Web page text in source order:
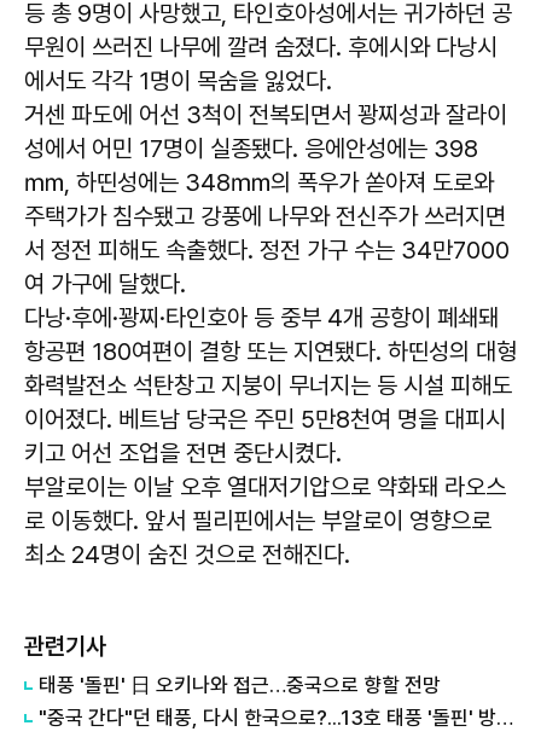
등 총 9명이 사망했고, 타인호아성에서는 귀가하던 공
무원이 쓰러진 나무에 깔려 숨졌다. 후에시와 다낭시
에서도 각각 1명이 목숨을 잃었다.
거센 파도에 어선 3척이 전복되면서 꽝찌성과 잘라이
성에서 어민 17명이 실종됐다. 응에안성에는 398
㎜, 하띤성에는 348㎜의 폭우가 쏟아져 도로와
주택가가 침수됐고 강풍에 나무와 전신주가 쓰러지면
서 정전 피해도 속출했다. 정전 가구 수는 34만7000
여 가구에 달했다.
다낭·후에·꽝찌·타인호아 등 중부 4개 공항이 폐쇄돼
항공편 180여편이 결항 또는 지연됐다. 하띤성의 대형
화력발전소 석탄창고 지붕이 무너지는 등 시설 피해도
이어졌다. 베트남 당국은 주민 5만8천여 명을 대피시
키고 어선 조업을 전면 중단시켰다.
부알로이는 이날 오후 열대저기압으로 약화돼 라오스
로 이동했다. 앞서 필리핀에서는 부알로이 영향으로
최소 24명이 숨진 것으로 전해진다.
관련기사
태풍 '돌핀' 日 오키나와 접근…중국으로 향할 전망
"중국 간다"던 태풍, 다시 한국으로?...13호 태풍 '돌핀' 방향 급전환